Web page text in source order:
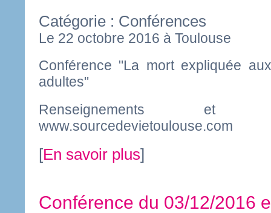
Catégorie : Conférences
Le 22 octobre 2016 à Toulouse
Conférence "La mort expliquée
adultes"
Renseignements et
www.sourcedevietoulouse.com
[En savoir plus]
Conférence du 03/12/2016